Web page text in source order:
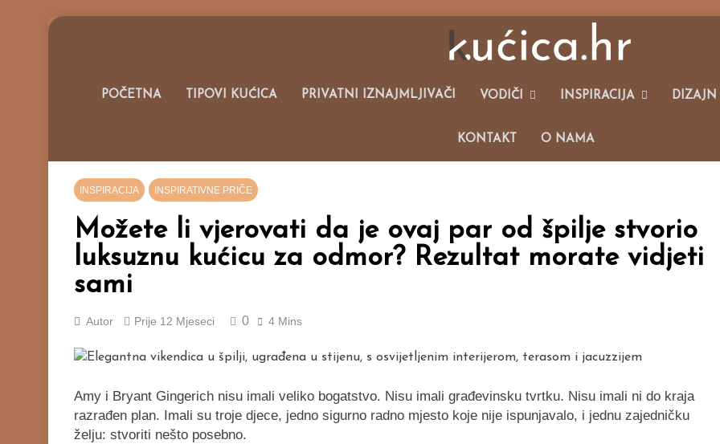
Skip
Portal O Malim Kućama I Održivom Načinu Života.
POČETNA TIPOVI KUĆICA PRIVATNI IZNAJMLJIVAČI VODIČI INSPIRACIJA
KONTAKT O NAMA
INSPIRACIJA INSPIRATIVNE PRIČE
Možete li vjerovati da je ovaj par od špilje stvorio
luksuznu kućicu za odmor? Rezultat morate vidjeti
sami
Autor Prije 12 Mjeseci 0 4 Mins
Amy i Bryant Gingerich nisu imali veliko bogatstvo. Nisu imali građevinsku tvrtku. Nisu imali ni do kraja
razrađen plan. Imali su troje djece, jedno sigurno radno mjesto koje nije ispunjavalo, i jednu zajedničku
želju: stvoriti nešto posebno.